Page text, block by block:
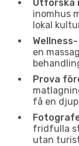
Utforska
inomhus
lokal
en
Prova
få en
fridfulla
utan